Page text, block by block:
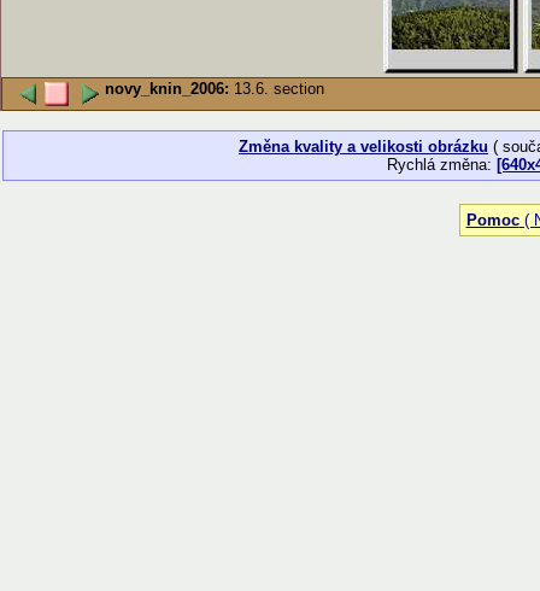
novy_knin_2006: 13.6. section
Změna kvality a velikosti obrázku (
Rychlá změna:
Pomoc(